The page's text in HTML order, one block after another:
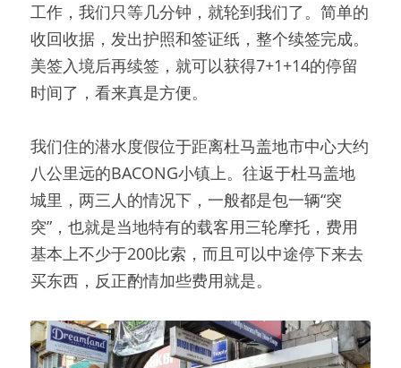
工作，我们只等几分钟，就轮到我们了。 简单的
收回收据，发出护照和签证纸，整个续签完成。
美签入境后再续签，就可以获得7+1+14的停留
时间了，看来真是方便。
我们住的潜水度假位于距离杜马盖地市中心大约
八公里远的BACONG小镇上。 往返于杜马盖地
城里，两三人的情况下，一般都是包一辆“突
突”，也就是当地特有的载客用三轮摩托，费用
基本上不少于200比索，而且可以中途停下来去
买东西，反正酌情加些费用就是。